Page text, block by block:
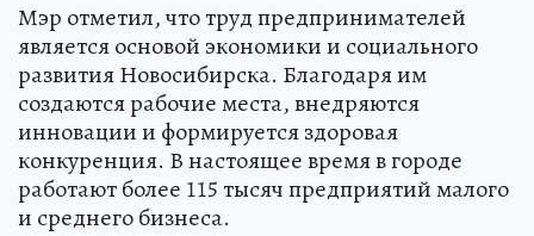
Мэр отметил, что труд предпринимателей
является основой экономики и социального
развития Новосибирска. Благодаря им
создаются рабочие места, внедряются
инновации и формируется здоровая
конкуренция. В настоящее время в городе
работают более 115 тысяч предприятий малого
и среднего бизнеса.